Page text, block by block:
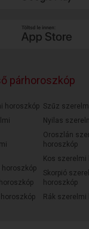
párhoroszkóp
horoszkóp
horoszkóp
Szűz
Nyilas
Oroszlán
horoszkóp
Kos szerelmi
Skorpió
horoszkóp
Rák szerelmi